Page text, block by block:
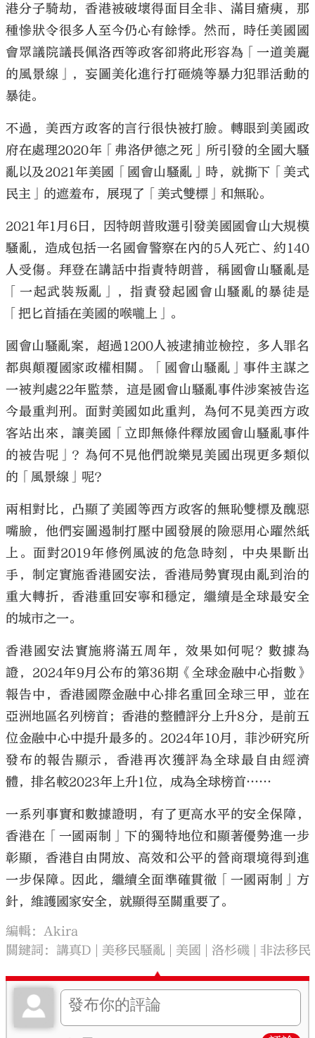
港分子騎劫，香港被破壞得面目全非、滿目瘡痍，那
種慘狀令很多人至今仍心有餘悸。然而，時任美國國
會眾議院議長佩洛西等政客卻將此形容為「一道美麗
的風景線」，妄圖美化進行打砸燒等暴力犯罪活動的
暴徒。
不過，美西方政客的言行很快被打臉。轉眼到美國政
府在處理2020年「弗洛伊德之死」所引發的全國大騷
亂以及2021年美國「國會山騷亂」時，就撕下「美式
民主」的遮羞布，展現了「美式雙標」和無恥。
2021年1月6日，因特朗普敗選引發美國國會山大規模
騷亂，造成包括一名國會警察在內的5人死亡、約140
人受傷。拜登在講話中指責特朗普，稱國會山騷亂是
「一起武裝叛亂」，指責發起國會山騷亂的暴徒是
「把匕首插在美國的喉嚨上」。
國會山騷亂案，超過1200人被逮捕並檢控，多人罪名
都與顛覆國家政權相關。「國會山騷亂」事件主謀之
一被判處22年監禁，這是國會山騷亂事件涉案被告迄
今最重判刑。面對美國如此重判，為何不見美西方政
客站出來，讓美國「立即無條件釋放國會山騷亂事件
的被告呢」？為何不見他們說樂見美國出現更多類似
的「風景線」呢？
兩相對比，凸顯了美國等西方政客的無恥雙標及醜惡
嘴臉，他們妄圖遏制打壓中國發展的險惡用心躍然紙
上。面對2019年修例風波的危急時刻，中央果斷出
手，制定實施香港國安法，香港局勢實現由亂到治的
重大轉折，香港重回安寧和穩定，繼續是全球最安全
的城市之一。
香港國安法實施將滿五周年，效果如何呢？數據為
證，2024年9月公布的第36期《全球金融中心指數》
報告中，香港國際金融中心排名重回全球三甲，並在
亞洲地區名列榜首；香港的整體評分上升8分，是前五
位金融中心中提升最多的。2024年10月，菲沙研究所
發布的報告顯示，香港再次獲評為全球最自由經濟
體，排名較2023年上升1位，成為全球榜首……
一系列事實和數據證明，有了更高水平的安全保障，
香港在「一國兩制」下的獨特地位和顯著優勢進一步
彰顯，香港自由開放、高效和公平的營商環境得到進
一步保障。因此，繼續全面準確貫徹「一國兩制」方
針，維護國家安全，就顯得至關重要了。
編輯：Akira
關鍵詞：講真D 美移民騷亂 美國 洛杉磯 非法移民